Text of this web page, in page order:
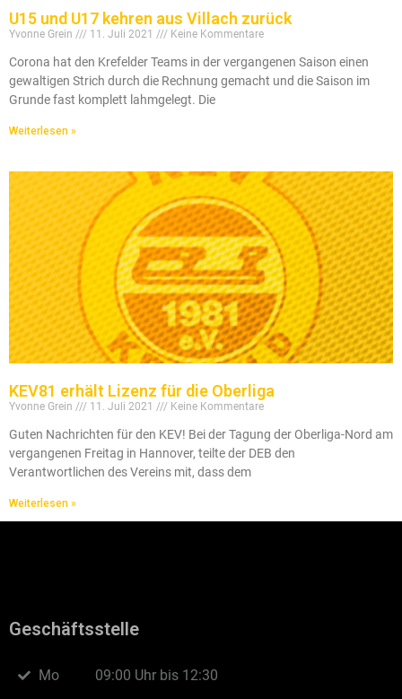
U15 und U17 kehren aus Villach zurück
Yvonne Grein 11. Juli 2021 Keine Kommentare
Corona hat den Krefelder Teams in der vergangenen Saison einen
gewaltigen Strich durch die Rechnung gemacht und die Saison im
Grunde fast komplett lahmgelegt. Die
Weiterlesen »
KEV81 erhält Lizenz für die Oberliga
Yvonne Grein 11. Juli 2021 Keine Kommentare
Guten Nachrichten für den KEV! Bei der Tagung der Oberliga-Nord am
vergangenen Freitag in Hannover, teilte der DEB den
Verantwortlichen des Vereins mit, dass dem
Weiterlesen »
Geschäftsstelle
Mo
09:00 Uhr bis 12:30